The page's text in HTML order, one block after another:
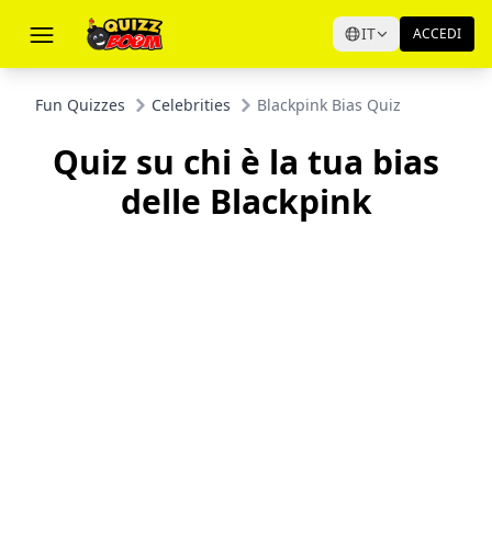
IT ACCEDI
Fun Quizzes Celebrities Blackpink Bias Quiz
Quiz su chi è la tua bias
delle Blackpink